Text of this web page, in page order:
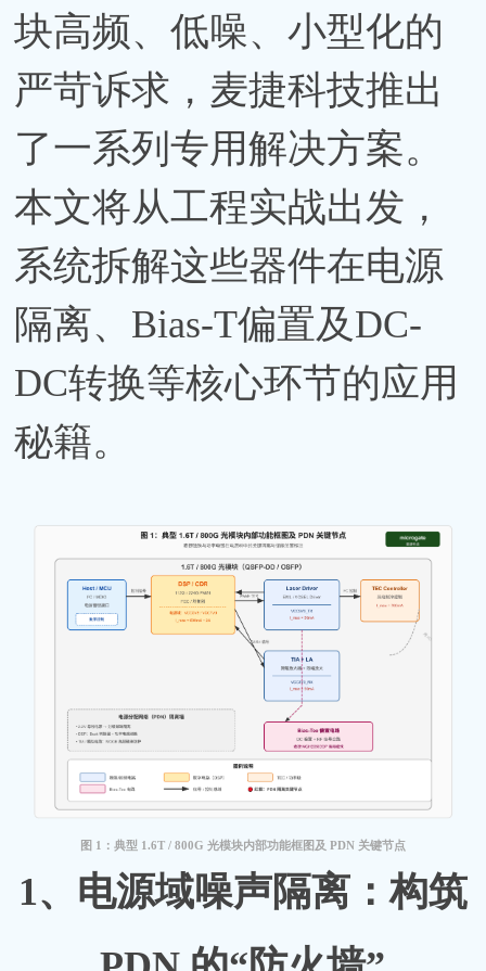
块高频、低噪、小型化的
严苛诉求，麦捷科技推出
了一系列专用解决方案。
本文将从工程实战出发，
系统拆解这些器件在电源
隔离、Bias-T偏置及DC-
DC转换等核心环节的应用
秘籍。
图 1：典型 1.6T / 800G 光模块内部功能框图及 PDN 关键节点
1、 电源域噪声隔离：构筑